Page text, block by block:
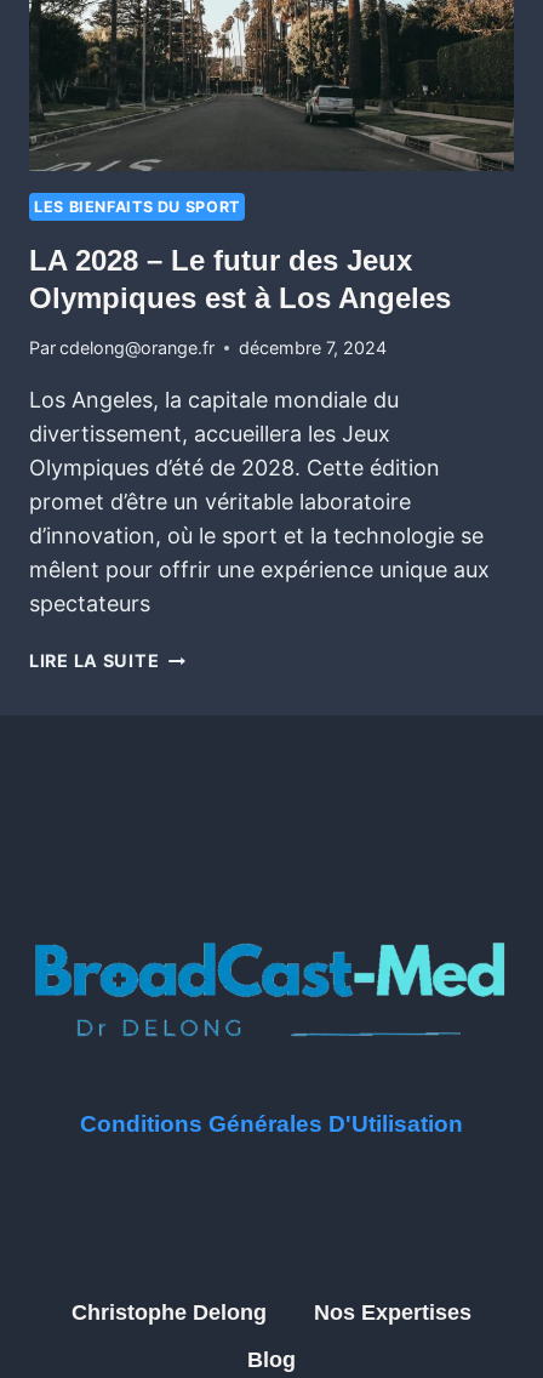
LES BIENFAITS DU SPORT
LA 2028 – Le futur des Jeux
Olympiques est à Los Angeles
Parcdelong@orange.fr décembre 7, 2024
Los Angeles, la capitale mondiale du
divertissement, accueillera les Jeux
Olympiques d’été de 2028. Cette édition
promet d’être un véritable laboratoire
d’innovation, où le sport et la technologie se
mêlent pour offrir une expérience unique aux
spectateurs
LIRE LA SUITE
Conditions Générales D'Utilisation
Christophe Delong
Nos Expertises
Blog